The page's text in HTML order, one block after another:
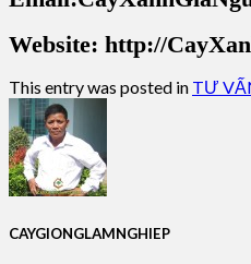
Website: http://
This entry was posted in TƯ
CAYGIONGLAMNGHIEP